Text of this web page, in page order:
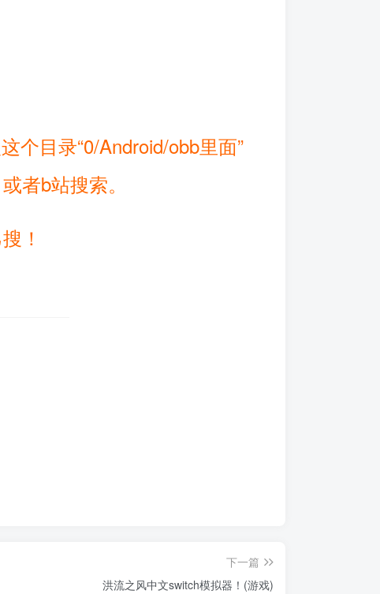
个目录“0/Android/obb里面”
者b站搜索。
！
下一篇
洪流之风中文switch模拟器！(游戏)